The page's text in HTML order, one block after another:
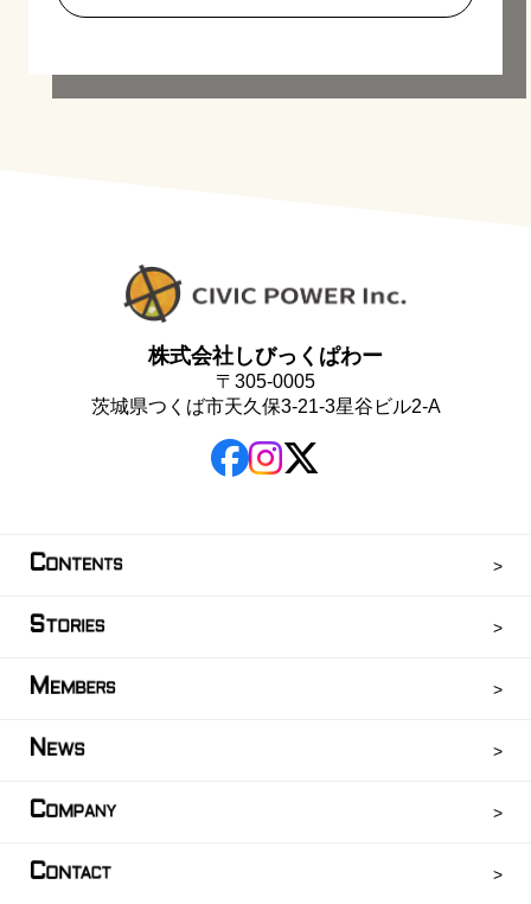
株式会社しびっくぱわー
〒305-0005
茨城県つくば市天久保3-21-3星谷ビル2-A
CONTENTS
STORIES
MEMBERS
N EWS
COMPANY
CONTACT